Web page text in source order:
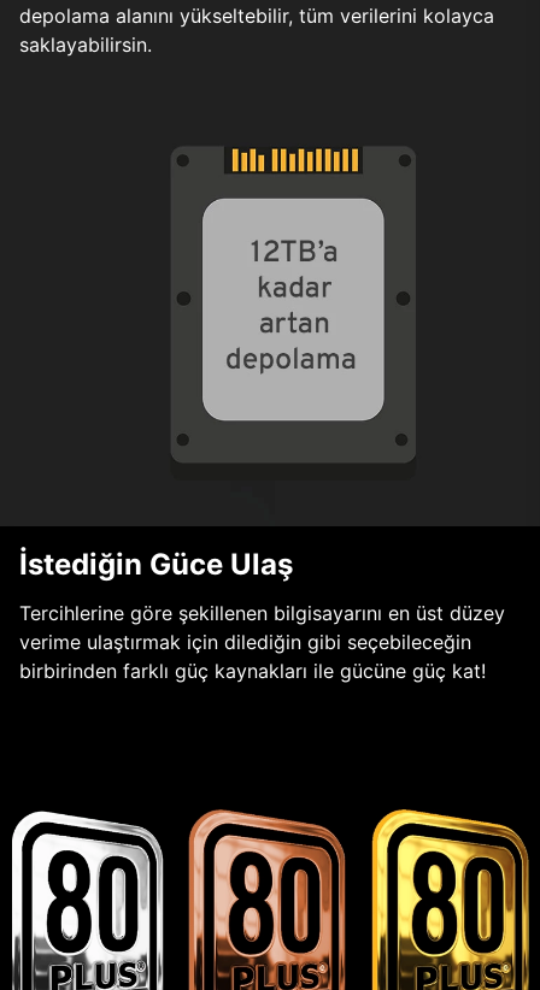
depolama alanını yükseltebilir, tüm verilerini kolayca
saklayabilirsin.
İstediğin Güce Ulaş
Tercihlerine göre şekillenen bilgisayarını en üst düzey
verime ulaştırmak için dilediğin gibi seçebileceğin
birbirinden farklı güç kaynakları ile gücüne güç kat!